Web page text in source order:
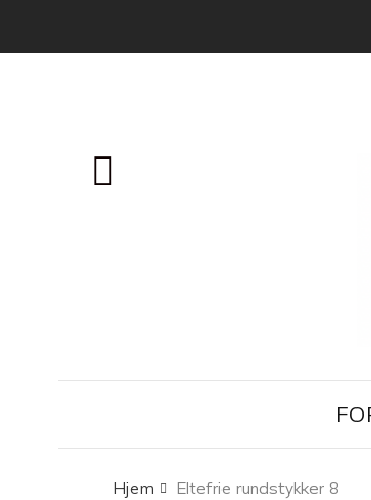
Hjem Eltefrie rundstykker 8